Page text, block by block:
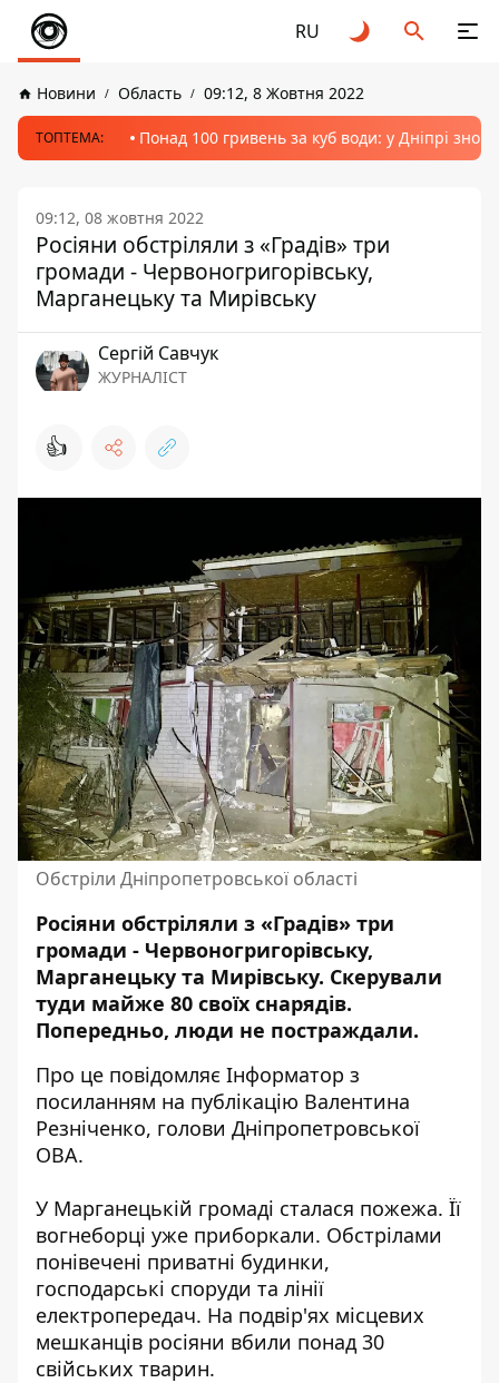
RU
Новини Область 09:12, 8 Жовтня 2022
ТОПТЕМА: Понад 100 гривень за куб води: у Дніпрі
09:12, 08 жовтня 2022
Росіяни обстріляли з «Градів» три
громади - Червоногригорівську,
Марганецьку та Мирівську
Сергій Савчук
ЖУРНАЛІСТ
👍
Обстріли Дніпропетровської області
Росіяни обстріляли з «Градів» три
громади - Червоногригорівську,
Марганецьку та Мирівську. Скерували
туди майже 80 своїх снарядів.
Попередньо, люди не постраждали.
Про це повідомляє Інформатор з
посиланням на публікацію Валентина
Резніченко, голови Дніпропетровської
ОВА.
У Марганецькій громаді сталася пожежа. Її
вогнеборці уже приборкали. Обстрілами
понівечені приватні будинки,
господарські споруди та лінії
електропередач. На подвір'ях місцевих
мешканців росіяни вбили понад 30
свійських тварин.